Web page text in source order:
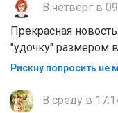
В четверг в
Прекрасная
"удочку" размером
Рискну попросить
В среду в